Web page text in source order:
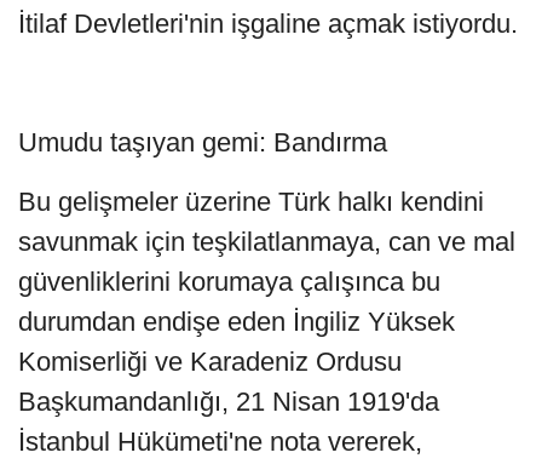
İtilaf Devletleri'nin işgaline açmak istiyordu.
Umudu taşıyan gemi: Bandırma
Bu gelişmeler üzerine Türk halkı kendini
savunmak için teşkilatlanmaya, can ve mal
güvenliklerini korumaya çalışınca bu
durumdan endişe eden İngiliz Yüksek
Komiserliği ve Karadeniz Ordusu
Başkumandanlığı, 21 Nisan 1919'da
İstanbul Hükümeti'ne nota vererek,